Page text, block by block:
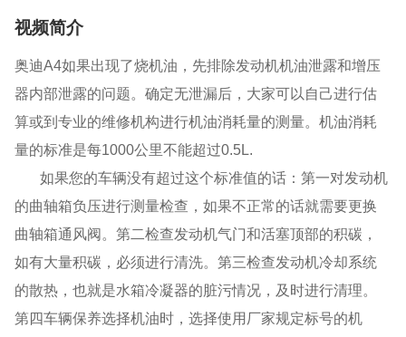
视频简介
奥迪A4如果出现了烧机油，先排除发动机机油泄露和增压
器内部泄露的问题。确定无泄漏后，大家可以自己进行估
算或到专业的维修机构进行机油消耗量的测量。机油消耗
量的标准是每1000公里不能超过0.5L.
如果您的车辆没有超过这个标准值的话：第一对发动机
的曲轴箱负压进行测量检查，如果不正常的话就需要更换
曲轴箱通风阀。第二检查发动机气门和活塞顶部的积碳，
如有大量积碳，必须进行清洗。第三检查发动机冷却系统
的散热，也就是水箱冷凝器的脏污情况，及时进行清理。
第四车辆保养选择机油时，选择使用厂家规定标号的机